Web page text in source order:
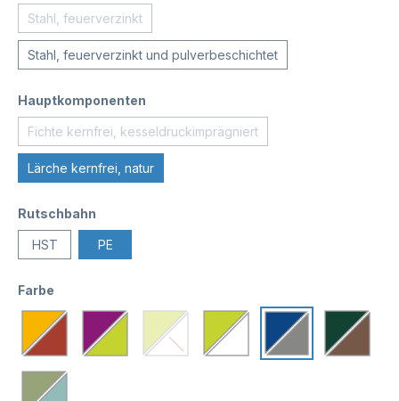
Stahl, feuerverzinkt
Stahl, feuerverzinkt und pulverbeschichtet
Hauptkomponenten
Fichte kernfrei, kesseldruckimprägniert
Lärche kernfrei, natur
Rutschbahn
HST PE
Farbe